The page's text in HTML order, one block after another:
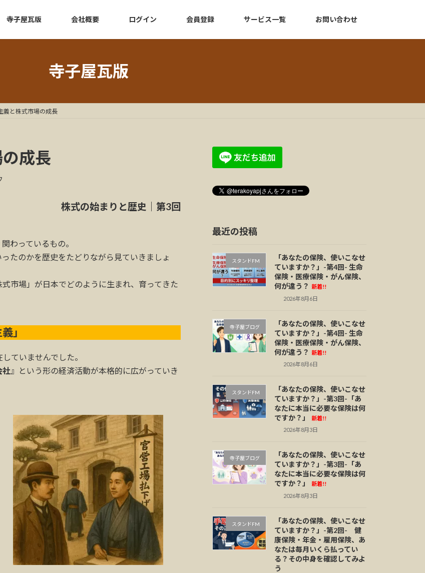
寺子屋瓦版 会社概要 ログイン 会員登録 サービス一覧 お問い合わせ
寺子屋瓦版
義と株式市場の成長
成長
株式の始まりと歴史｜第3回
わっているもの。
たのかを歴史をたどりながら見ていきましょ
市場」が日本でどのように生まれ、育ってきた
」
ていませんでした。
社 』という形の経済活動が本格的に広がっていき
最近の投稿
スタンドFM
「あなたの保険、使いこなせ
ていますか？」-第4回- 生命
保険・医療保険・がん保険、
何が違う？ 新着!!
2026年8月6日
寺子屋ブログ
「あなたの保険、使いこなせ
ていますか？」-第4回- 生命
保険・医療保険・がん保険、
何が違う？ 新着!!
2026年8月6日
スタンドFM
「あなたの保険、使いこなせ
ていますか？」-第3回-「あ
なたに本当に必要な保険は何
ですか？」
新着!!
2026年8月3日
寺子屋ブログ
「あなたの保険、使いこなせ
ていますか？」-第3回-「あ
なたに本当に必要な保険は何
ですか？」
新着!!
2026年8月3日
スタンドFM
「あなたの保険、使いこなせ
ていますか？」-第2回- 健
康保険・年金・雇用保険、あ
なたは毎月いくら払ってい
る？その中身を確認してみよ
う